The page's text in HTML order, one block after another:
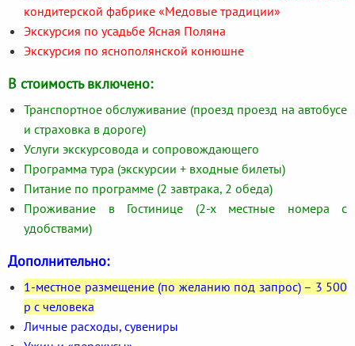
кондитерской фабрике «Медовые традиции»
Экскурсия по усадьбе Ясная Поляна
Экскурсия по яснополянской конюшне
В стоимость включено:
Транспортное обслуживание (проезд проезд на автобусе
и страховка в дороге)
Услуги экскурсовода и сопровождающего
Программа тура (экскурсии + входные билеты)
Питание по программе (2 завтрака, 2 обеда)
Проживание в Гостинице (2-х местные номера с
удобствами)
Дополнительно:
1-местное размещение (по желанию под запрос) – 3 500
р с человека
Личные расходы, сувениры